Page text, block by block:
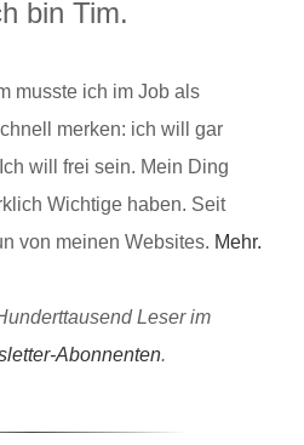
bin Tim.
musste ich im Job als
merken: ich will gar
will frei sein. Mein Ding
Wichtige haben. Seit
von meinen Websites. Mehr.
Leser im
Abonnenten.